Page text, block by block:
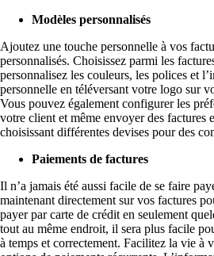
Modèles personnalisés
Ajoutez une touche personnelle à vos
personnalisés. Choisissez parmi les
personnalisez les couleurs, les polices et
personnelle en téléversant votre logo sur
Vous pouvez également configurer les
votre client et même envoyer des factures
choisissant différentes devises pour des
Paiements de factures
Il n’a jamais été aussi facile de se faire
maintenant directement sur vos factures
payer par carte de crédit en seulement
tout au même endroit, il sera plus facile
à temps et correctement. Facilitez la vie à